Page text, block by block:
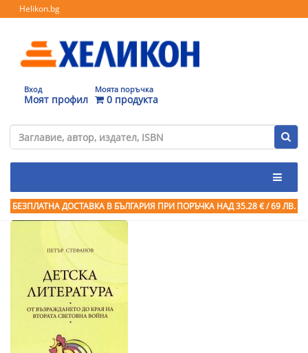
Helikon.bg
Вход
Моят профил
Моята поръчка
0 продукта
БЕЗПЛАТНА ДОСТАВКА В БЪЛГАРИЯ ПРИ ПОРЪЧКА НАД 35.28 € / 69 ЛВ.